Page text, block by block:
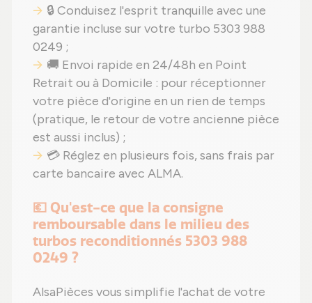
🔒 Conduisez l'esprit tranquille avec une
garantie incluse sur votre turbo 5303 988
0249 ;
🚚 Envoi rapide en 24/48h en Point
Retrait ou à Domicile : pour réceptionner
votre pièce d'origine en un rien de temps
(pratique, le retour de votre ancienne pièce
est aussi inclus) ;
💳 Réglez en plusieurs fois, sans frais par
carte bancaire avec ALMA.
💶 Qu'est-ce que la consigne
remboursable dans le milieu des
turbos reconditionnés 5303 988
0249 ?
AlsaPièces vous simplifie l'achat de votre